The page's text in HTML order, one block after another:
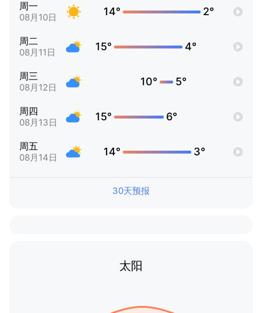
周一
08月10日 14° 2°
周二
08月11日 15° 4°
周三
08月12日 10° 5°
周四
08月13日 15° 6°
周五
08月14日 14° 3°
30天预报
太阳